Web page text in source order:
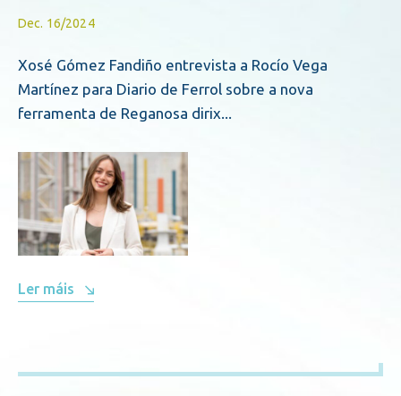
Dec. 16/2024
Xosé Gómez Fandiño entrevista a Rocío Vega
Martínez para Diario de Ferrol sobre a nova
ferramenta de Reganosa dirix...
Ler máis